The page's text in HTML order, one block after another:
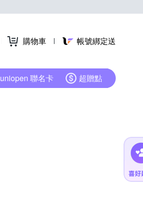
購物車 帳號綁定送
uniopen 聯名卡 超贈點